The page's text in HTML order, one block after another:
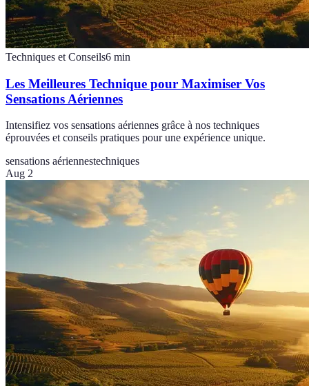
Techniques et Conseils6 min
Les Meilleures Technique pour Maximiser Vos
Sensations Aériennes
Intensifiez vos sensations aériennes grâce à nos techniques
éprouvées et conseils pratiques pour une expérience unique.
sensations aériennestechniques
Aug 2